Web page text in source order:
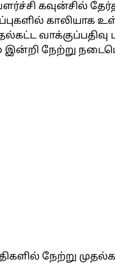
கவுன்சில்
காலியாக
நேற்று
நேற்று